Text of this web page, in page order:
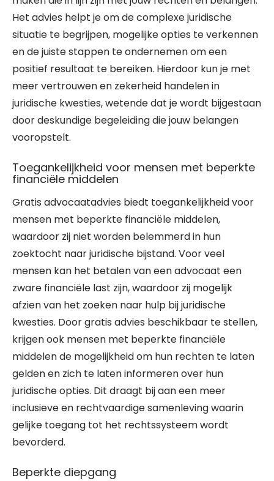
Het advies helpt je om de complexe juridische
situatie te begrijpen, mogelijke opties te verkennen
en de juiste stappen te ondernemen om een
positief resultaat te bereiken. Hierdoor kun je met
meer vertrouwen en zekerheid handelen in
juridische kwesties, wetende dat je wordt bijgestaan
door deskundige begeleiding die jouw belangen
vooropstelt.
Toegankelijkheid voor mensen met beperkte
financiële middelen
Gratis advocaatadvies biedt toegankelijkheid voor
mensen met beperkte financiële middelen,
waardoor zij niet worden belemmerd in hun
zoektocht naar juridische bijstand. Voor veel
mensen kan het betalen van een advocaat een
zware financiële last zijn, waardoor zij mogelijk
afzien van het zoeken naar hulp bij juridische
kwesties. Door gratis advies beschikbaar te stellen,
krijgen ook mensen met beperkte financiële
middelen de mogelijkheid om hun rechten te laten
gelden en zich te laten informeren over hun
juridische opties. Dit draagt bij aan een meer
inclusieve en rechtvaardige samenleving waarin
gelijke toegang tot het rechtssysteem wordt
bevorderd.
Beperkte diepgang